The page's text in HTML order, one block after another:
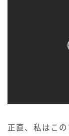
正直、私はこ